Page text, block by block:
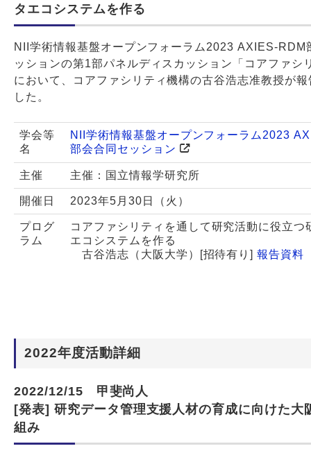
タエコシステムを作る
NII学術情報基盤オープンフォーラム2023 AXIES-RDM
ッションの第1部パネルディスカッション「コアファシ
において、コアファシリティ機構の古谷浩志准教授が
した。
学会等
名
NII学術情報基盤オープンフォーラム2023
部会合同セッション
主催 主催：国立情報学研究所
開催日 2023年5月30日（火）
プログ
ラム
コアファシリティを通して研究活動に役立つ
エコシステムを作る
古谷浩志（大阪大学）[招待有り]報告資料
2022年度活動詳細
2022/12/15 甲斐尚人
[発表] 研究データ管理支援人材の育成に向けた大
組み